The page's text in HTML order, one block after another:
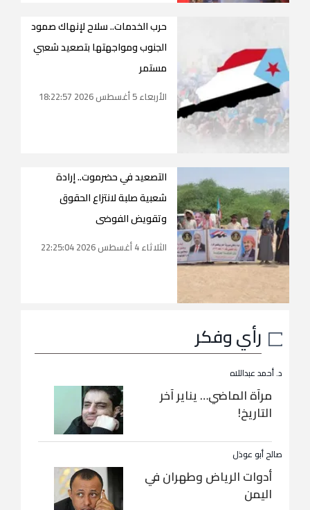
حرب الخدمات.. سلاح لإنهاك صمود
الجنوب ومواجهتها بتصعيد شعبي
مستمر
الأربعاء 5 أغسطس 2026 18:22:57
التصعيد في حضرموت.. إرادة
شعبية صلبة لانتزاع الحقوق
وتقويض الفوضى
الثلاثاء 4 أغسطس 2026 22:25:04
رأي وفكر
د. أحمد عبداللاه
مرآة الماضي… يناير آخر
التاريخ!
صالح أبو عوذل
أدوات الرياض وطهران في
اليمن